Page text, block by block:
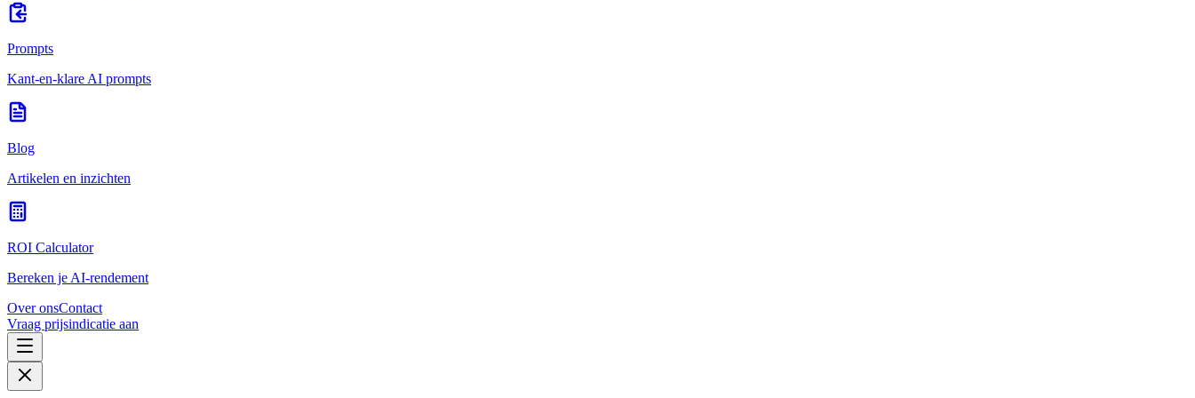
Prompts
Kant-en-klare AI prompts
Blog
Artikelen en inzichten
ROI Calculator
Bereken je AI-rendement
Over onsContact
Vraag prijsindicatie aan